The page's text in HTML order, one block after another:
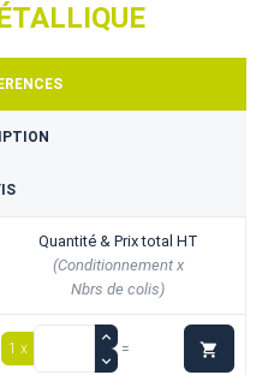
Quantité & Prix total HT
(Conditionnement x
Nbrs de colis)
1 x = 